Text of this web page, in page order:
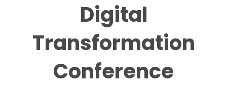
Digital
Transformation
Conference